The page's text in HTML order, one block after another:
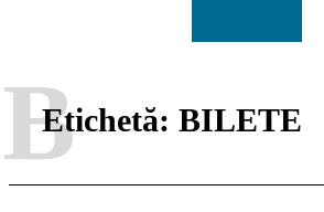
Etichetă: BILETE
B